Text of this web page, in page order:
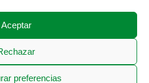
Aceptar
preferencias